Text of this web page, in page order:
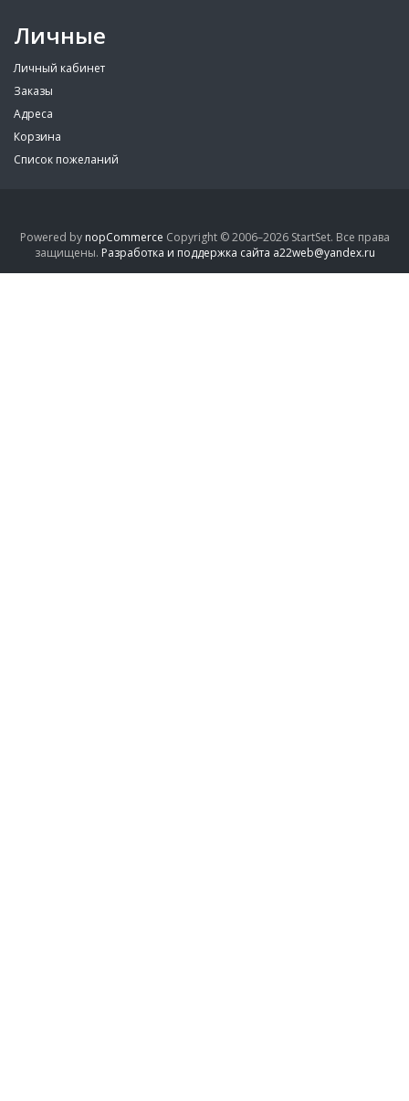
Личные
Личный кабинет
Заказы
Адреса
Корзина
Список пожеланий
Powered by nopCommerce Copyright © 2006–2026 StartSet. Все права
защищены. Разработка и поддержка сайта a22web@yandex.ru